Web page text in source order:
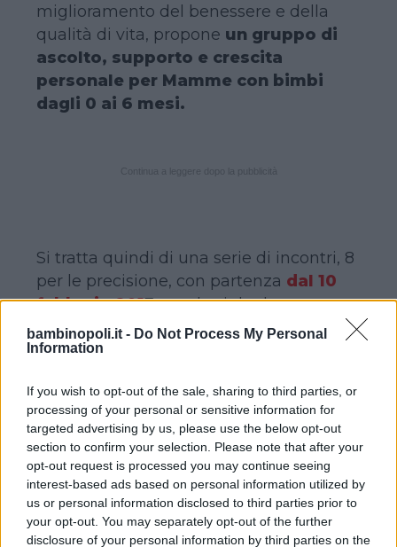
bambinopoli.it - Do Not Process My Personal
Information
If you wish to opt-out of the sale, sharing to third parties, or
processing of your personal or sensitive information for
targeted advertising by us, please use the below opt-out
section to confirm your selection. Please note that after your
opt-out request is processed you may continue seeing
interest-based ads based on personal information utilized by
us or personal information disclosed to third parties prior to
your opt-out. You may separately opt-out of the further
disclosure of your personal information by third parties on the
miglioramento del benessere e della
qualità di vita, propone un gruppo di
ascolto, supporto e crescita
personale per Mamme con bimbi
dagli 0 ai 6 mesi.
Si tratta quindi di una serie di incontri, 8
per le precisione, con partenza dal 10
febbraio 2017, condotti da due
Professional Counselor. La finalità è
quella di
mamma infatti hanno ascoltato esperti
e specialisti…. Ma chi ascolta loro in
questo momento di cambiamento?
Gli incontri, pensati non come mero
momento formativo, ma esperienziali, di
“messa in gioco” diretta e partecipe da
parte delle utenti, sono realizzati in